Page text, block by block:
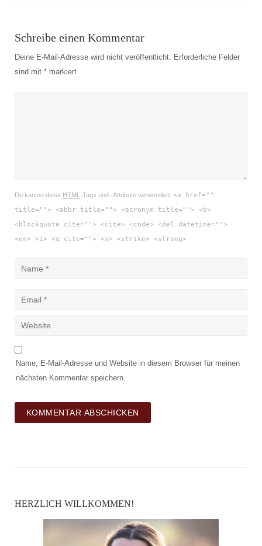
Schreibe einen Kommentar
Deine E-Mail-Adresse wird nicht veröffentlicht. Erforderliche Felder
sind mit *markiert
Du kannst diese HTML -Tags und -Attribute verwenden: <a href=""
title=""> <abbr title=""> <acronym title=""> <b>
<blockquote cite=""> <cite> <code> <del datetime="">
<em> <i> <q cite=""> <s> <strike> <strong>
Name, E-Mail-Adresse und Website in diesem Browser für meinen
nächsten Kommentar speichern.
HERZLICH WILLKOMMEN!